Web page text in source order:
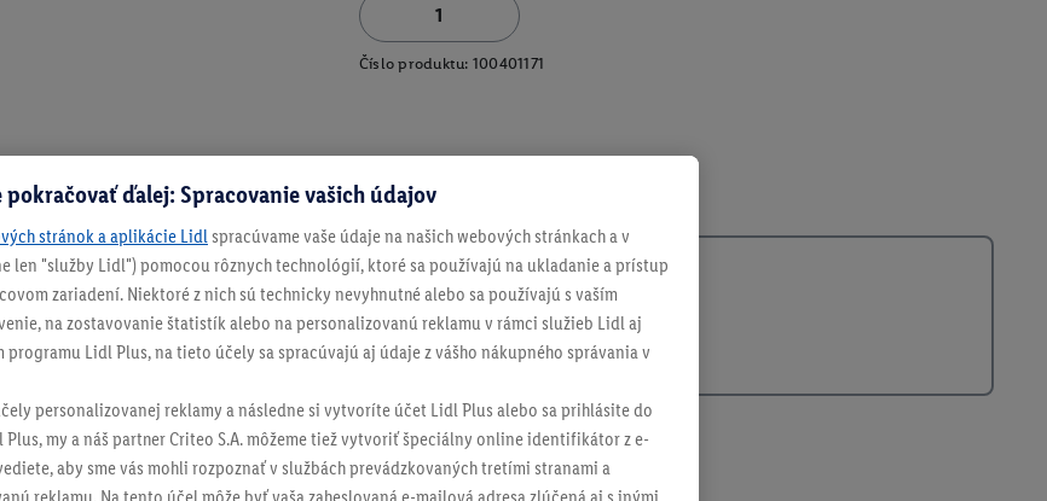
Číslo produktu: 100401171
ďalej: Spracovanie vašich údajov
stránok a aplikácie Lidl spracúvame vaše údaje na našich webových stránkach a v
len "služby Lidl") pomocou rôznych technológií, ktoré sa používajú na ukladanie a prístup
zariadení. Niektoré z nich sú technicky nevyhnutné alebo sa používajú s vaším
na zostavovanie štatistík alebo na personalizovanú reklamu v rámci služieb Lidl aj
programu Lidl Plus, na tieto účely sa spracúvajú aj údaje z vášho nákupného správania v
personalizovanej reklamy a následne si vytvoríte účet Lidl Plus alebo sa prihlásite do
my a náš partner Criteo S.A. môžeme tiež vytvoriť špeciálny online identifikátor z e-
aby sme vás mohli rozpoznať v službách prevádzkovaných tretími stranami a